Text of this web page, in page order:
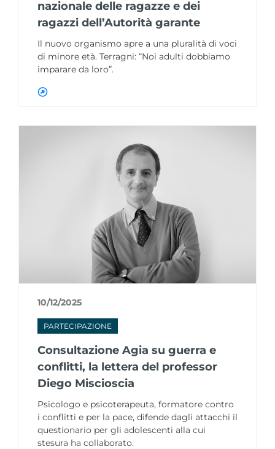
nazionale delle ragazze e dei
ragazzi dell’Autorità garante
Il nuovo organismo apre a una pluralità di voci
di minore età. Terragni: “Noi adulti dobbiamo
imparare da loro”.
10/12/2025
PARTECIPAZIONE
Consultazione Agia su guerra e
conflitti, la lettera del professor
Diego Miscioscia
Psicologo e psicoterapeuta, formatore contro
i conflitti e per la pace, difende dagli attacchi il
questionario per gli adolescenti alla cui
stesura ha collaborato.